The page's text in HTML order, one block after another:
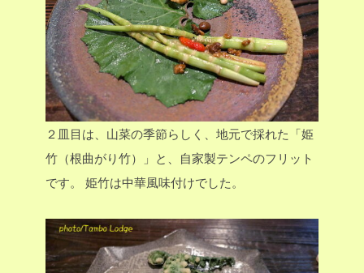
２皿目は、山菜の季節らしく、地元で採れた「姫
竹（根曲がり竹）」と、自家製テンペのフリット
です。
姫竹は中華風味付けでした。